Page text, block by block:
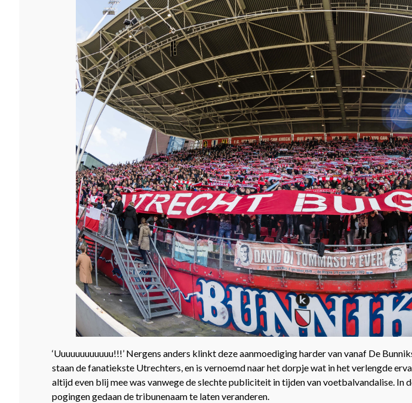
‘Uuuuuuuuuuuu!!!’ Nergens anders klinkt deze aanmoediging harder van vanaf De
staan de fanatiekste Utrechters, en is vernoemd naar het dorpje wat in het verlengde
altijd even blij mee was vanwege de slechte publiciteit in tijden van voetbalvandalise. In
pogingen gedaan de tribunenaam te laten veranderen.